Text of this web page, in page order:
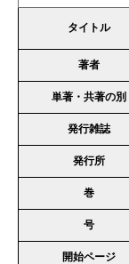
タイトル
著者
単著・共著の別
発行雑誌
発行所
巻
号
開始ページ